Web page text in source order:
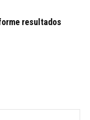
resultados